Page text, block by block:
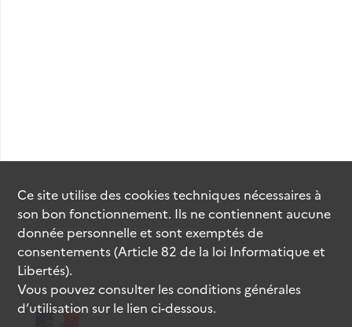
Ce site utilise descookiestechniques nécessaires à
son bon fonctionnement. Ils ne contiennent aucune
donnée personnelle et sont exemptés de
consentements (Article 82 de la loi Informatique et
Libertés).
Vous pouvez consulter les conditions générales
d’utilisation sur le lien ci-dessous.